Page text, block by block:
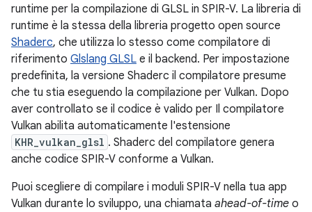
runtime per la compilazione di GLSL in SPIR-V. La libreria di
runtime è la stessa della libreria progetto open source
Shaderc, che utilizza lo stesso come compilatore di
riferimento Glslang GLSL e il backend. Per impostazione
predefinita, la versione Shaderc il compilatore presume
che tu stia eseguendo la compilazione per Vulkan. Dopo
aver controllato se il codice è valido per Il compilatore
Vulkan abilita automaticamente l'estensione
KHR_vulkan_glsl . Shaderc del compilatore genera
anche codice SPIR-V conforme a Vulkan.
Puoi scegliere di compilare i moduli SPIR-V nella tua app
Vulkan durante lo sviluppo, una chiamata ahead-of-time o